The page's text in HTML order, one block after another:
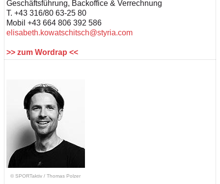
Geschäftsführung, Backoffice & Verrechnung
T. +43 316/80 63-25 80
Mobil +43 664 806 392 586
elisabeth.kowatschitsch@styria.com
>> zum Wordrap <<
© SPORTaktiv / Thomas Polzer